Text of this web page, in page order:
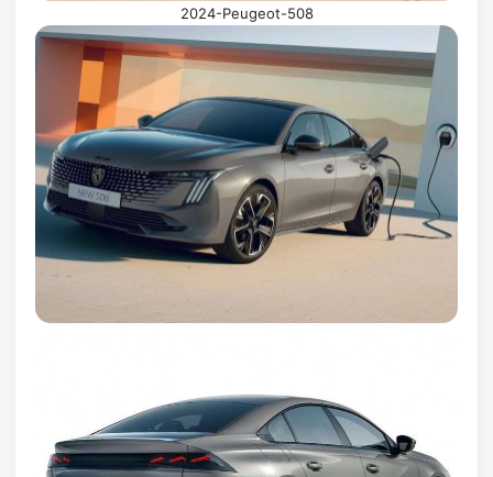
2024-Peugeot-508